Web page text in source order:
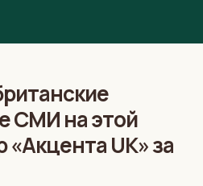
СМИ на этой
UK» за